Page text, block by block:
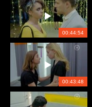
00:44:54
00:43:48